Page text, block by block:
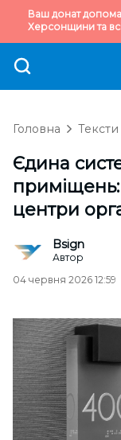
Ваш донат
Херсонщини та
Головна Тексти
Єдина
приміщень:
центри
Bsign
Автор
04 червня 2026 12:59